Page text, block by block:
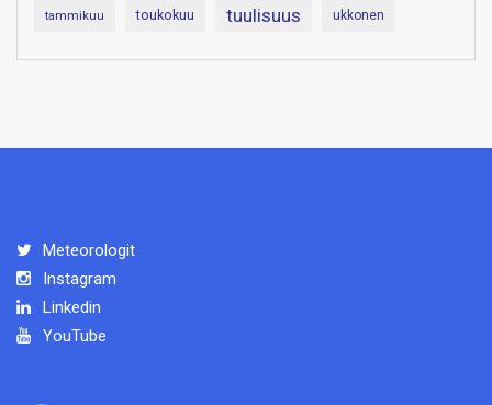
tammikuu toukokuu tuulisuus ukkonen
Meteorologit
Instagram
Linkedin
YouTube